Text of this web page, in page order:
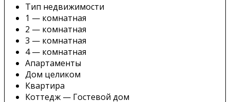
Тип недвижимости
1 — комнатная
2 — комнатная
3 — комнатная
4 — комнатная
Апартаменты
Дом целиком
Квартира
Коттедж — Гостевой дом